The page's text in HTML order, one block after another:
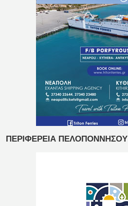
ΠΕΡΙΦΕΡΕΙΑ ΠΕΛΟΠΟΝΝΗΣΟΥ